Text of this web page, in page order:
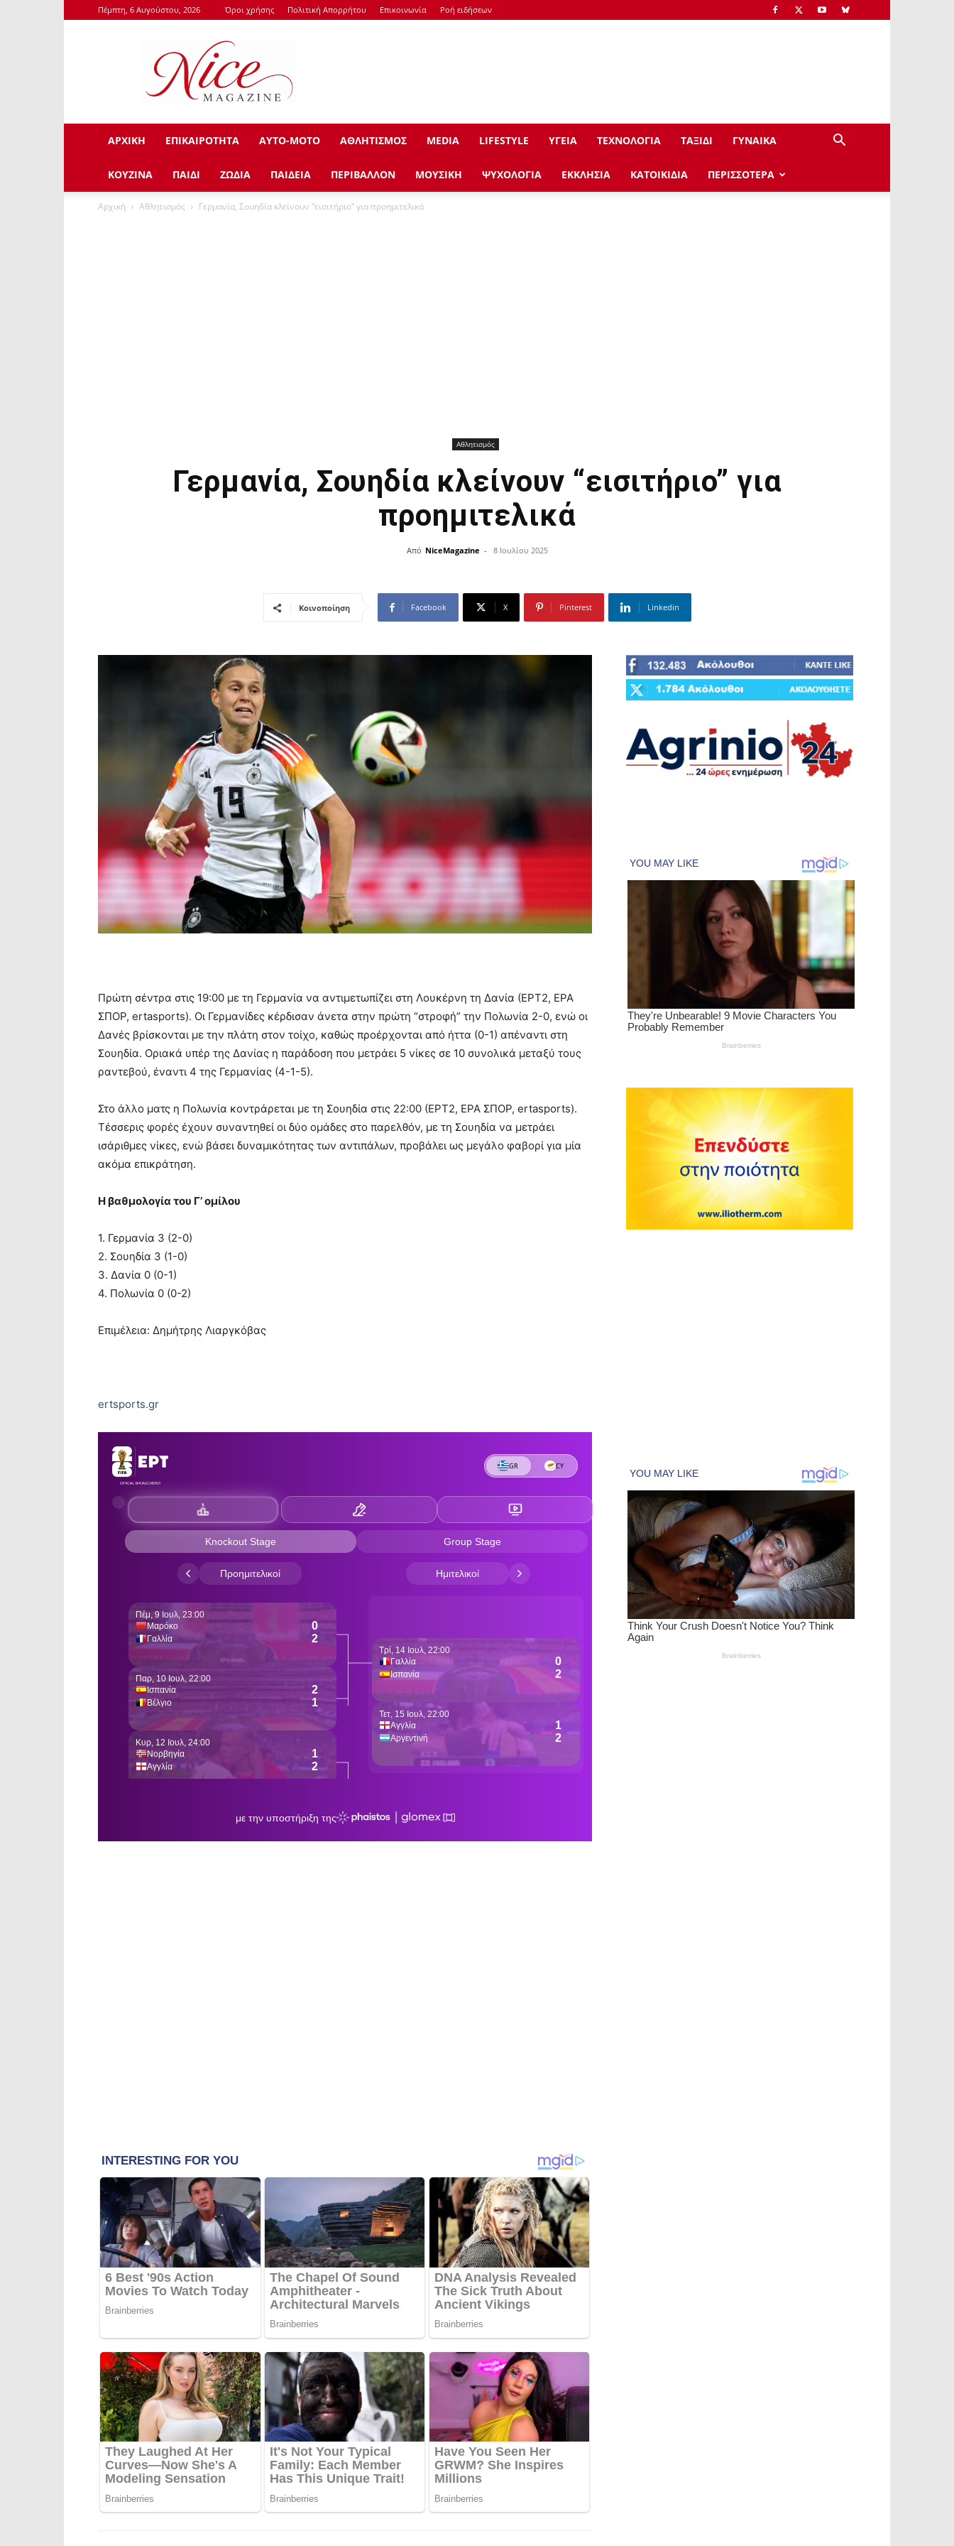
Πέμπτη, 6 Αυγούστου, 2026 Όροι χρήσης Πολιτική Απορρήτου Επικοινωνία Ροή ειδήσεων
NiceMagazine.Gr
ΑΡΧΙΚΗ ΕΠΙΚΑΙΡΟΤΗΤΑ ΑΥΤΟ-ΜΟΤΟ ΑΘΛΗΤΙΣΜΟΣ ΜEDIA LIFESTYLE ΥΓΕΙΑ ΤΕΧΝΟΛΟΓΙΑ ΤΑΞΙΔΙ ΓΥΝΑΙΚΑ
ΚΟΥΖΙΝΑ ΠΑΙΔΙ ΖΩΔΙΑ ΠΑΙΔΕΙΑ ΠΕΡΙΒΑΛΛΟΝ ΜΟΥΣΙΚΗ ΨΥΧΟΛΟΓΙΑ ΕΚΚΛΗΣΙΑ ΚΑΤΟΙΚΙΔΙΑ ΠΕΡΙΣΣΟΤΕΡΑ
Αρχική Αθλητισμός Γερμανία, Σουηδία κλείνουν “εισιτήριο” για προημιτελικά
Αθλητισμός
Γερμανία, Σουηδία κλείνουν “εισιτήριο” για
προημιτελικά
Από NiceMagazine - 8 Ιουλίου 2025
Κοινοποίηση Facebook X Pinterest Linkedin
Πρώτη σέντρα στις 19:00 με τη Γερμανία να αντιμετωπίζει στη Λουκέρνη τη Δανία (ΕΡΤ2, ΕΡΑ
ΣΠΟΡ, ertasports). Οι Γερμανίδες κέρδισαν άνετα στην πρώτη “στροφή” την Πολωνία 2-0, ενώ οι
Δανές βρίσκονται με την πλάτη στον τοίχο, καθώς προέρχονται από ήττα (0-1) απέναντι στη
Σουηδία. Οριακά υπέρ της Δανίας η παράδοση που μετράει 5 νίκες σε 10 συνολικά μεταξύ τους
ραντεβού, έναντι 4 της Γερμανίας (4-1-5).
Στο άλλο ματς η Πολωνία κοντράρεται με τη Σουηδία στις 22:00 (ΕΡΤ2, ΕΡΑ ΣΠΟΡ, ertasports).
Τέσσερις φορές έχουν συναντηθεί οι δύο ομάδες στο παρελθόν, με τη Σουηδία να μετράει
ισάριθμες νίκες, ενώ βάσει δυναμικότητας των αντιπάλων, προβάλει ως μεγάλο φαβορί για μία
ακόμα επικράτηση.
Η βαθμολογία του Γ’ ομίλου
1. Γερμανία 3 (2-0)
2. Σουηδία 3 (1-0)
3. Δανία 0 (0-1)
4. Πολωνία 0 (0-2)
Επιμέλεια: Δημήτρης Λιαργκόβας
ertsports.gr